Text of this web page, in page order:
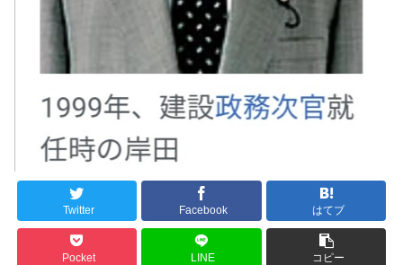
Twitter Facebook はてブ
Pocket LINE コピー